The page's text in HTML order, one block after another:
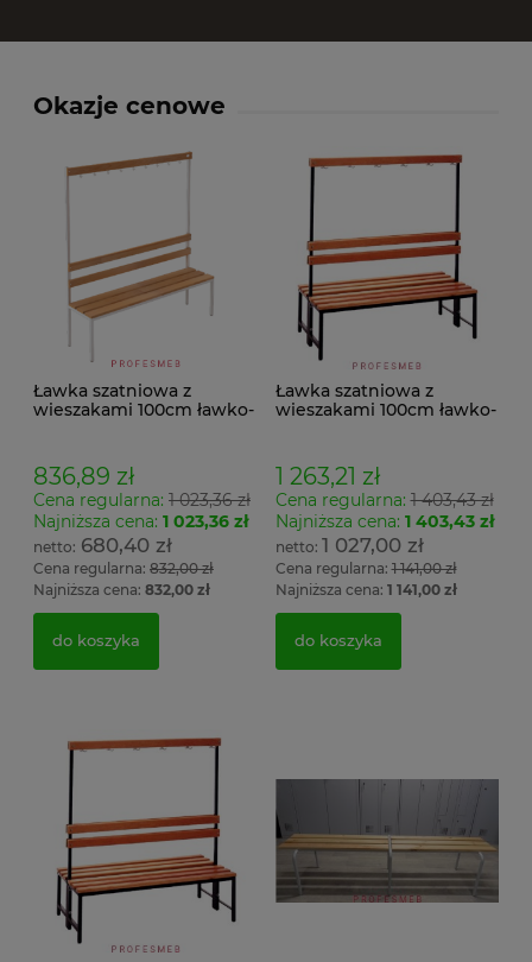
Okazje cenowe
Ławka szatniowa z
wieszakami 100cm ławko-
836,89 zł
Cena regularna: 1 023,36 zł
Najniższa cena: 1 023,36 zł
680,40 zł
Cena regularna: 832,00 zł
Najniższa cena: 832,00 zł
do koszyka
Ławka szatniowa z
wieszakami 100cm ławko-
1 263,21 zł
Cena regularna:1 403,43 zł
Najniższa cena: 1 403,43 zł
1 027,00 zł
Cena regularna:1 141,00 zł
Najniższa cena: 1 141,00 zł
do koszyka